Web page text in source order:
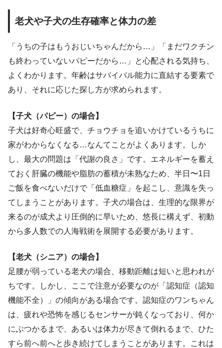
老犬や子犬の生存確率と体力の差
「うちの子はもうおじいちゃんだから…」「まだワクチン
も終わっていないパピーだから…」と心配される気持ち、
よくわかります。年齢はサバイバル能力に直結する要素で
あり、それに応じた探し方が求められます。
【子犬（パピー）の場合】
子犬は好奇心旺盛で、チョウチョを追いかけているうちに
家がわからなくなる…なんてことがよくあります。しか
し、最大の問題は「代謝の良さ」です。エネルギーを蓄え
ておく肝臓の機能や脂肪の蓄積が未熟なため、半日〜1日
ご飯を食べないだけで「低血糖症」を起こし、意識を失っ
てしまうことがあります。子犬の場合は、生理的な限界が
来るのが成犬より圧倒的に早いため、悠長に構えず、初動
から多人数での人海戦術を展開する必要があります。
【老犬（シニア）の場合】
足腰が弱っている老犬の場合、移動距離は短いと思われが
ちです。しかし、ここで注意が必要なのが「認知症（認知
機能不全）」の傾向がある場合です。認知症のワンちゃん
は、疲れや恐怖を感じるセンサーが鈍くなっており、何か
にぶつかるまで、あるいは体力が尽きて倒れるまで、ひた
すら前へ前へと歩き続けてしまうことがあります。これは